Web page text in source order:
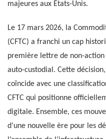
majeures aux États-Unis.
Le 17 mars 2026, la
(CFTC) a franchi un cap
première lettre de non-
auto-custodial. Cette
coïncide avec une
CFTC qui positionne
digitale. Ensemble, ces
d’une nouvelle ère pour les